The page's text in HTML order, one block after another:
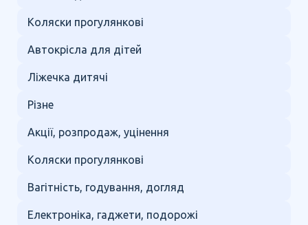
Коляски прогулянкові
Автокрісла для дітей
Ліжечка дитячі
Різне
Акції, розпродаж, уцінення
Коляски прогулянкові
Вагітність, годування, догляд
Електроніка, гаджети, подорожі